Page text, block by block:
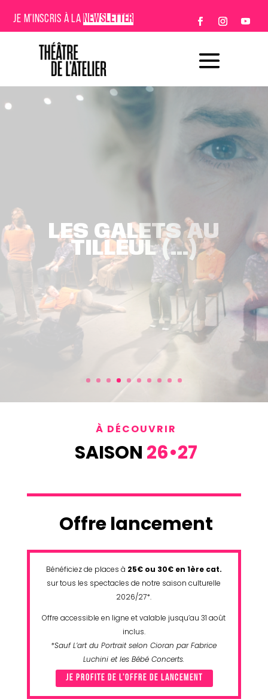
JE M’INSCRIS À LA NEWSLETTER
4.48 PSYCHOSE
À DÉCOUVRIR
SAISON 26•27
Offre lancement
Bénéficiez de places à 25€ ou 30€ en 1ère cat.
sur tous les spectacles de notre saison culturelle
2026/27*.
Offre accessible en ligne et valable jusqu’au 31 août
inclus.
*Sauf L’art du Portrait selon Cioran par Fabrice
Luchini et les Bébé Concerts.
JE PROFITE DE L’OFFRE DE LANCEMENT